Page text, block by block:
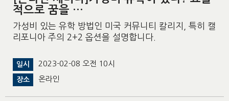
적으로 꿈을 …
가성비 있는 유학 방법인 미국 커뮤니티 칼리지, 특히 캘
리포니아 주의 2+2 옵션을 설명합니다.
일시 2023-02-08 오전 10시
장소 온라인